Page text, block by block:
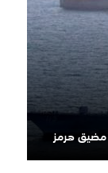
مضيق هرمز